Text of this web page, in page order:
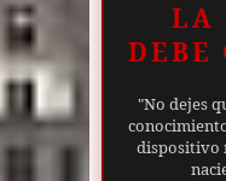
LA
DEBE
"No dejes
dispositivo